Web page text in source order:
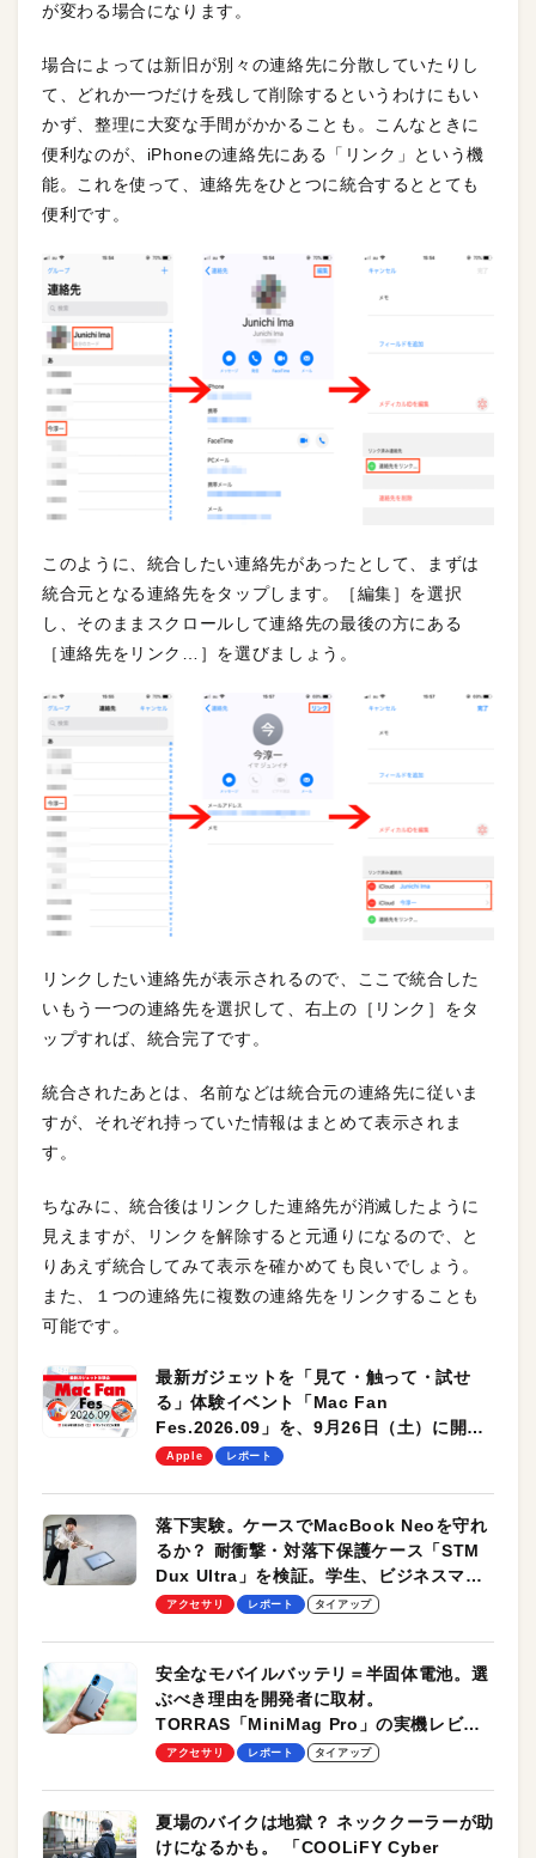
が変わる場合になります。
場合によっては新旧が別々の連絡先に分散していたりし
て、どれか一つだけを残して削除するというわけにもい
かず、整理に大変な手間がかかることも。こんなときに
便利なのが、iPhoneの連絡先にある「リンク」という機
能。これを使って、連絡先をひとつに統合するととても
便利です。
このように、統合したい連絡先があったとして、まずは
統合元となる連絡先をタップします。［編集］を選択
し、そのままスクロールして連絡先の最後の方にある
［連絡先をリンク…］を選びましょう。
リンクしたい連絡先が表示されるので、ここで統合した
いもう一つの連絡先を選択して、右上の［リンク］をタ
ップすれば、統合完了です。
統合されたあとは、名前などは統合元の連絡先に従いま
すが、それぞれ持っていた情報はまとめて表示されま
す。
ちなみに、統合後はリンクした連絡先が消滅したように
見えますが、リンクを解除すると元通りになるので、と
りあえず統合してみて表示を確かめても良いでしょう。
また、１つの連絡先に複数の連絡先をリンクすることも
可能です。
最新ガジェットを「見て・触って・試せ
る」体験イベント「Mac Fan
Fes.2026.09」を、9月26日（土）に開催
します！
Apple レポート
落下実験。ケースでMacBook Neoを守れ
るか？ 耐衝撃・対落下保護ケース「STM
Dux Ultra」を検証。学生、ビジネスマン
のモバイルユースに最適！
アクセサリ レポート タイアップ
安全なモバイルバッテリ＝半固体電池。選
ぶべき理由を開発者に取材。
TORRAS「MiniMag Pro」の実機レビュ
ーも
アクセサリ レポート タイアップ
夏場のバイクは地獄？ ネッククーラーが助
けになるかも。 「COOLiFY Cyber